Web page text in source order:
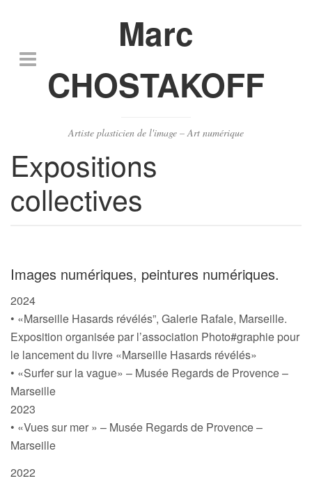
Marc
CHOSTAKOFF
Artiste plasticien de l'image – Art numérique
Expositions
collectives
Images numériques, peintures numériques.
2024
• «Marseille Hasards révélés”, Galerie Rafale, Marseille.
Exposition organisée par l’association Photo#graphie pour
le lancement du livre «Marseille Hasards révélés»
• «Surfer sur la vague» – Musée Regards de Provence –
Marseille
2023
• «Vues sur mer » – Musée Regards de Provence –
Marseille
2022